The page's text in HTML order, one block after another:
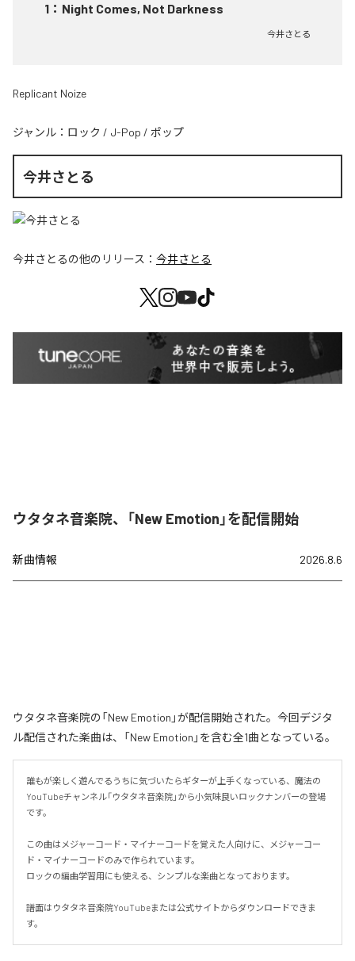
1 ： Night Comes, Not Darkness
今井さとる
Replicant Noize
ジャンル： ロック / J-Pop / ポップ
今井さとる
今井さとるの他のリリース： 今井さとる
ウタタネ音楽院、「New Emotion」を配信開始
新曲情報 2026.8.6
ウタタネ音楽院の「New Emotion」が配信開始された。今回デジタ
ル配信された楽曲は、「New Emotion」を含む全1曲となっている。
誰もが楽しく遊んでるうちに気づいたらギターが上手くなっている、魔法の
YouTubeチャンネル「ウタタネ音楽院」から小気味良いロックナンバーの登場
です。
この曲はメジャーコード・マイナーコードを覚えた人向けに、メジャーコー
ド・マイナーコードのみで作られています。
ロックの編曲学習用にも使える、シンプルな楽曲となっております。
譜面はウタタネ音楽院YouTubeまたは公式サイトからダウンロードできま
す。